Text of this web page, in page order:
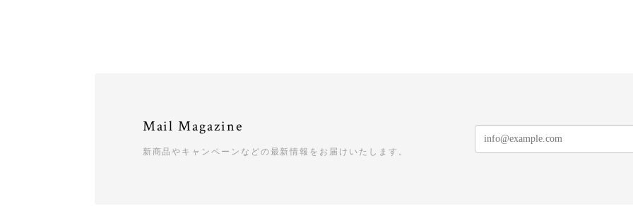
Mail Magazine
新商品やキャンペーンなどの最新情報をお届けいたします。